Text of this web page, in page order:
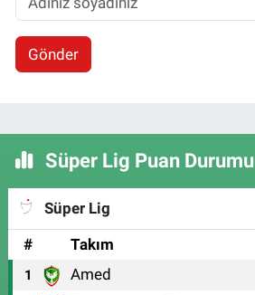
Gönder
Süper Lig Puan Durumu
Süper Lig
#
Takım
1 Amed